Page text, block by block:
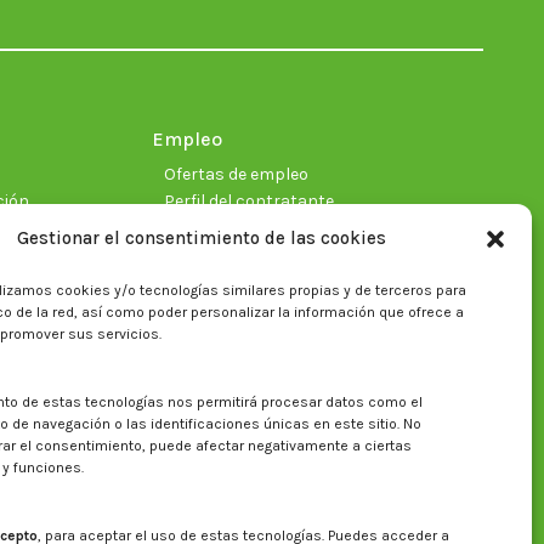
Gestionar el consentimiento de las cookies
cookies y/o tecnologías similares propias y de terceros para
de la red, así como poder personalizar la información que ofrece a
sus servicios.
de estas tecnologías nos permitirá procesar datos como el
de navegación o las identificaciones únicas en este sitio. No
el consentimiento, puede afectar negativamente a ciertas
funciones.
, para aceptar el uso de estas tecnologías. Puedes acceder a
new new new new new new
Empleo
Ofertas de empleo
Perfil del contratante
Buscar en la web del CITA
Buscar: